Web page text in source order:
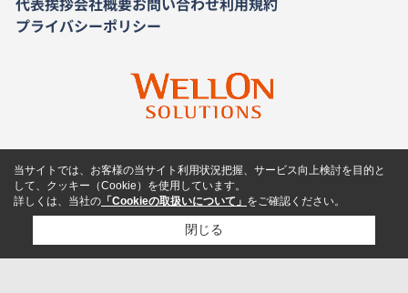
プライバシーポリシー
当サイトでは、お客様の当サイト利用状況把握、サービス向上検討を目的と
して、クッキー（Cookie）を使用しています。
詳しくは、当社の 「Cookieの取扱いについて」 をご確認ください。
閉じる